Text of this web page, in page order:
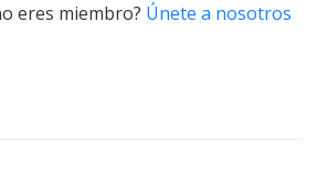
eres miembro? Únete a nosotros